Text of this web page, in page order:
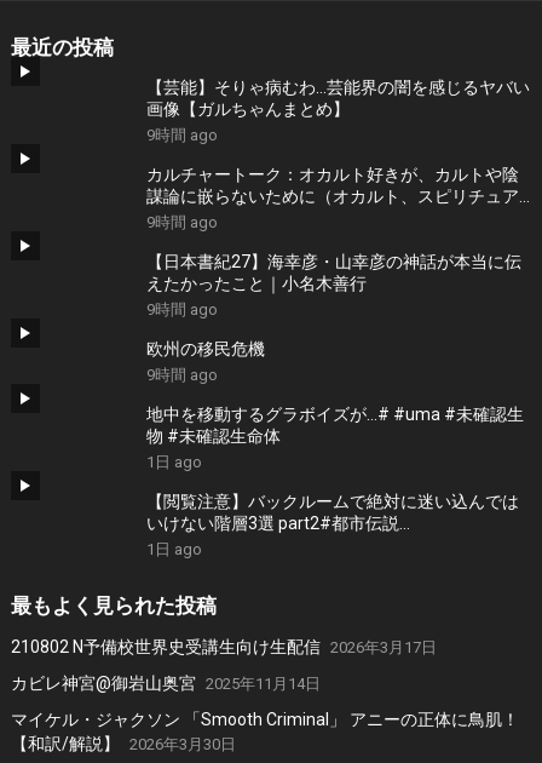
最近の投稿
【芸能】そりゃ病むわ…芸能界の闇を感じるヤバい
画像【ガルちゃんまとめ】
9時間 ago
カルチャートーク：オカルト好きが、カルトや陰
謀論に嵌らないために（オカルト、スピリチュア
ル、悪徳商法研究家・雨宮純）
9時間 ago
【日本書紀27】海幸彦・山幸彦の神話が本当に伝
えたかったこと｜小名木善行
9時間 ago
欧州の移民危機
9時間 ago
地中を移動するグラボイズが…# #uma #未確認生
物 #未確認生命体
1日 ago
【閲覧注意】バックルームで絶対に迷い込んでは
いけない階層3選 part2#都市伝説
#thebackroomsfoundfootage #ホラー
1日 ago
最もよく見られた投稿
210802 N予備校世界史受講生向け生配信 2026年3月17日
カビレ神宮@御岩山奥宮 2025年11月14日
マイケル・ジャクソン 「Smooth Criminal」 アニーの正体に鳥肌！
【和訳/解説】
2026年3月30日